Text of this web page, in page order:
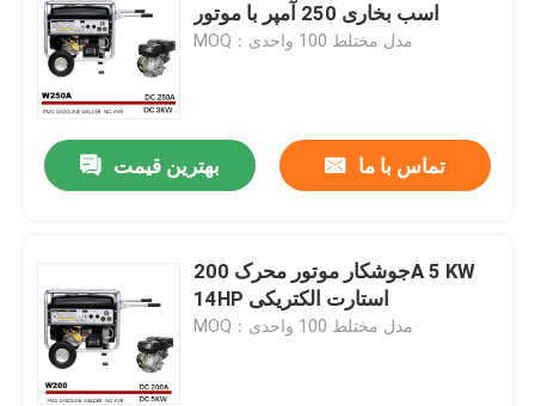
دربارهی ما
اطلاعات تماس
اسب بخاری 250 آمپر با موتور
MOQ：مدل مختلط 100 واحدی
بهترین قیمت تماس با ما
جوشکار موتور محرک 200A 5 KW
14HP استارت الکتریکی
MOQ：مدل مختلط 100 واحدی